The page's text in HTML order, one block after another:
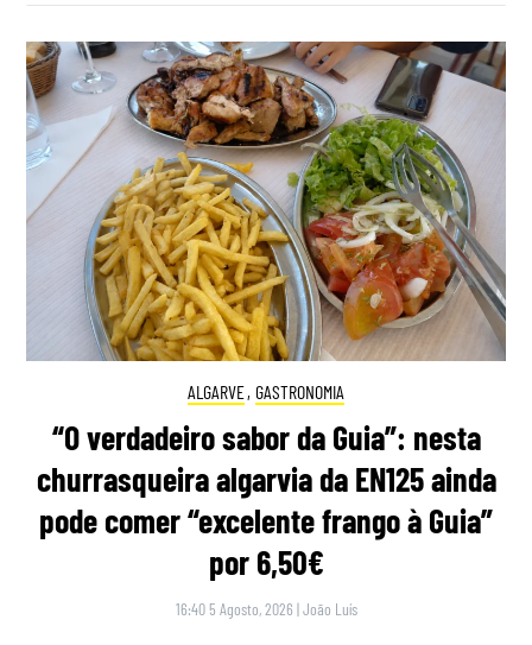
ALGARVE, GASTRONOMIA
“O verdadeiro sabor da Guia”: nesta
churrasqueira algarvia da EN125 ainda
pode comer “excelente frango à Guia”
por 6,50€
16:40 5 Agosto, 2026 |João Luís